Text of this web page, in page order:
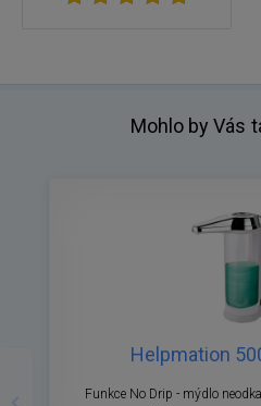
Mohlo by Vás
Helpmation
Funkce No Drip - mýdlo